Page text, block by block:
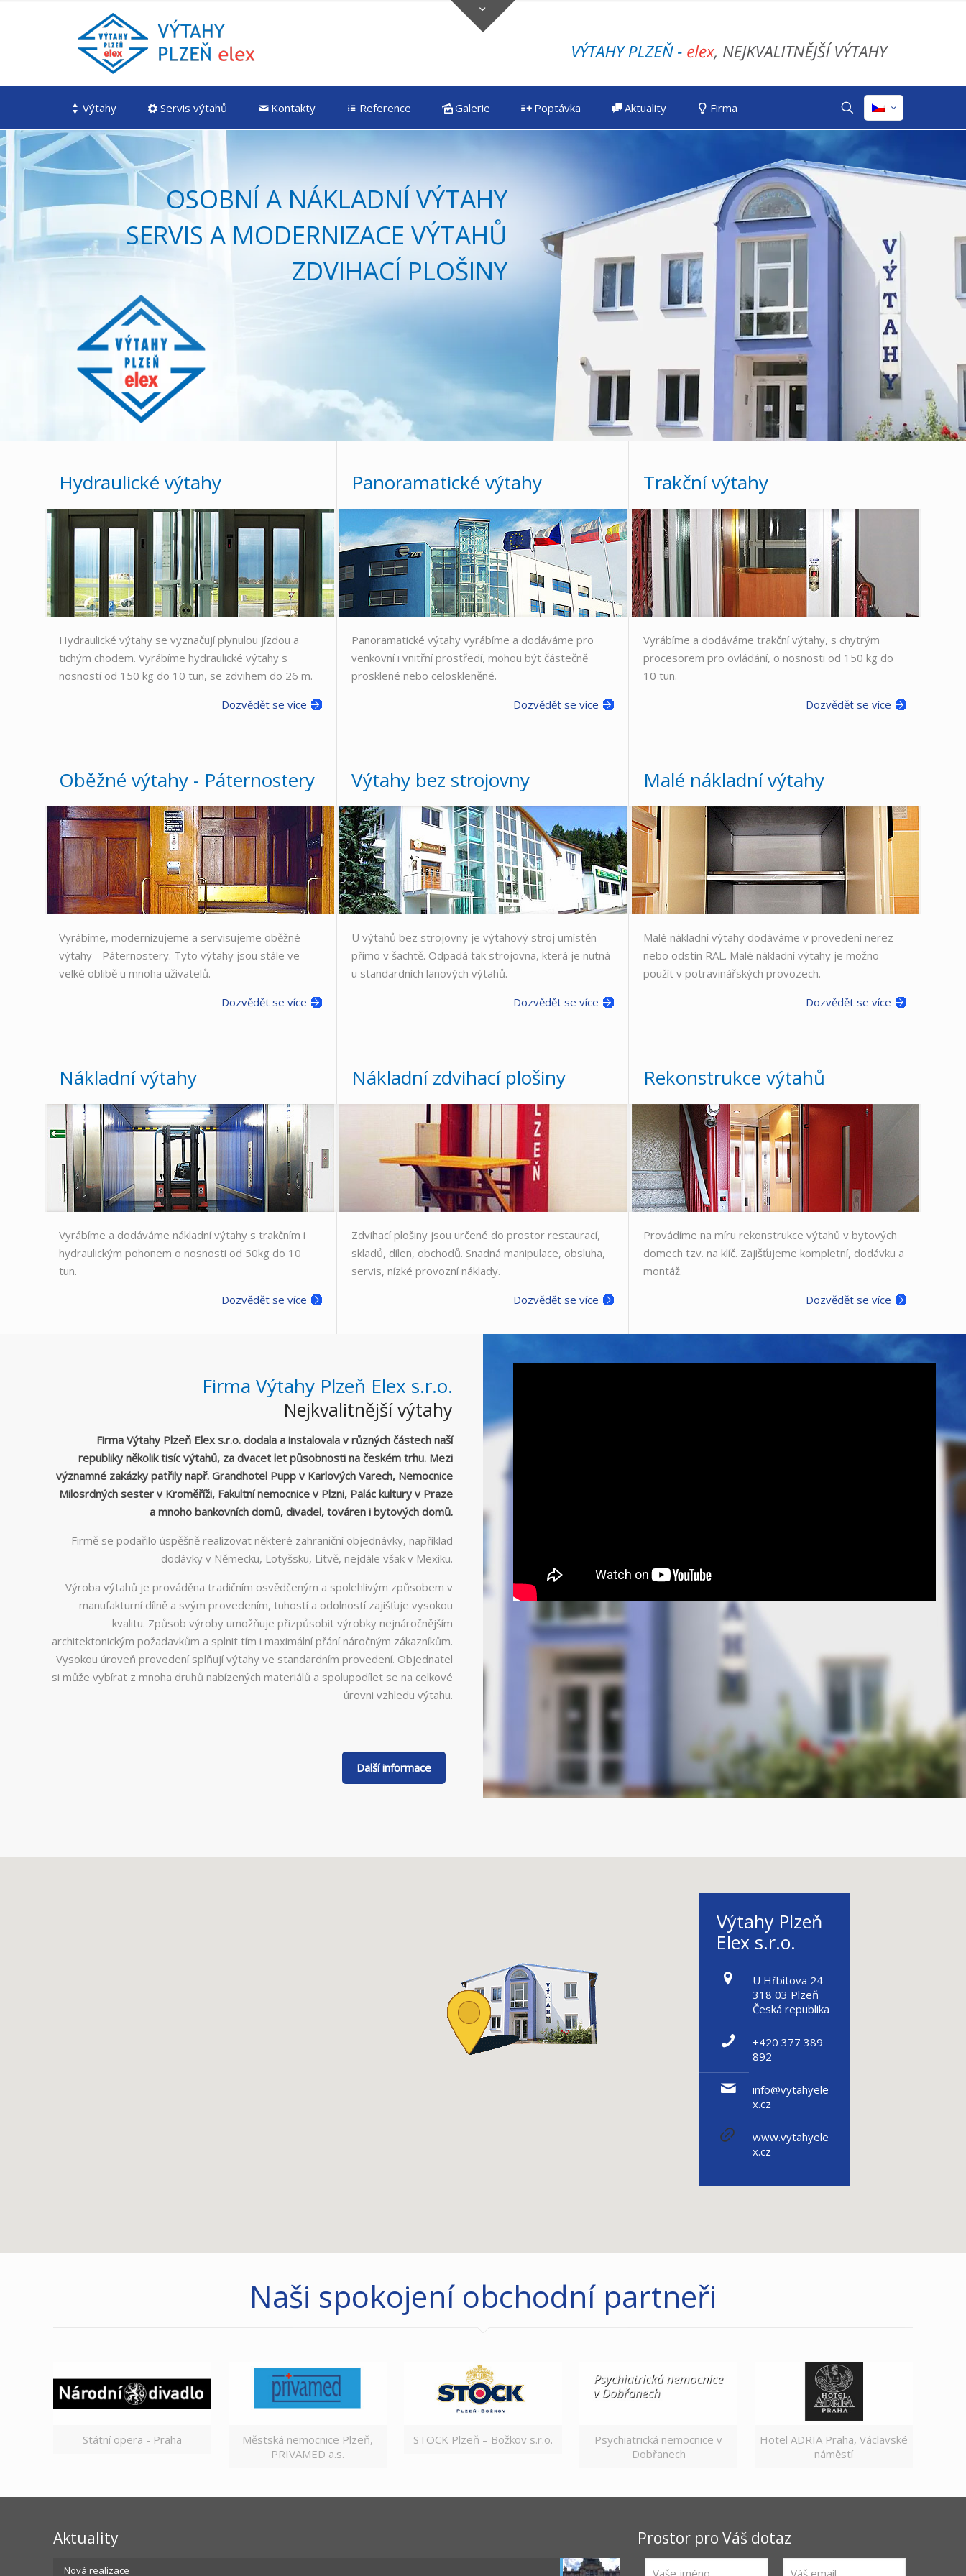
Výtahy Servis výtahů Kontakty Reference Galerie Poptávka Aktuality Firma
OSOBNÍ A NÁKLADNÍ VÝTAHY
SERVIS A MODERNIZACE VÝTAHŮ
ZDVIHACÍ PLOŠINY
Hydraulické výtahy
Hydraulické výtahy se vyznačují plynulou jízdou a
tichým chodem. Vyrábíme hydraulické výtahy s
nosností od 150 kg do 10 tun, se zdvihem do 26 m.
Dozvědět se více
Panoramatické výtahy
Panoramatické výtahy vyrábíme a dodáváme pro
venkovní i vnitřní prostředí, mohou být částečně
prosklené nebo celoskleněné.
Dozvědět se více
Trakční výtahy
Vyrábíme a dodáváme trakční výtahy, s chytrým
procesorem pro ovládání, o nosnosti od 150 kg do
10 tun.
Dozvědět se více
Oběžné výtahy - Páternostery
Vyrábíme, modernizujeme a servisujeme oběžné
výtahy - Páternostery. Tyto výtahy jsou stále ve
velké oblibě u mnoha uživatelů.
Dozvědět se více
Výtahy bez strojovny
U výtahů bez strojovny je výtahový stroj umístěn
přímo v šachtě. Odpadá tak strojovna, která je nutná
u standardních lanových výtahů.
Dozvědět se více
Malé nákladní výtahy
Malé nákladní výtahy dodáváme v provedení nerez
nebo odstín RAL. Malé nákladní výtahy je možno
použít v potravinářských provozech.
Dozvědět se více
Nákladní výtahy
Vyrábíme a dodáváme nákladní výtahy s trakčním i
hydraulickým pohonem o nosnosti od 50kg do 10
tun.
Dozvědět se více
Nákladní zdvihací plošiny
Zdvihací plošiny jsou určené do prostor restaurací,
skladů, dílen, obchodů. Snadná manipulace, obsluha,
servis, nízké provozní náklady.
Dozvědět se více
Rekonstrukce výtahů
Provádíme na míru rekonstrukce výtahů v bytových
domech tzv. na klíč. Zajišťujeme kompletní, dodávku a
montáž.
Dozvědět se více
Firma Výtahy Plzeň Elex s.r.o.
Nejkvalitnější výtahy
Firma Výtahy Plzeň Elex s.r.o. dodala a instalovala v různých částech naší
republiky několik tisíc výtahů, za dvacet let působnosti na českém trhu. Mezi
významné zakázky patřily např. Grandhotel Pupp v Karlových Varech, Nemocnice
Milosrdných sester v Kroměříži, Fakultní nemocnice v Plzni, Palác kultury v Praze
a mnoho bankovních domů, divadel, továren i bytových domů.
Firmě se podařilo úspěšně realizovat některé zahraniční objednávky, například
dodávky v Německu, Lotyšsku, Litvě, nejdále však v Mexiku.
Výroba výtahů je prováděna tradičním osvědčeným a spolehlivým způsobem v
manufakturní dílně a svým provedením, tuhostí a odolností zajišťuje vysokou
kvalitu. Způsob výroby umožňuje přizpůsobit výrobky nejnáročnějším
architektonickým požadavkům a splnit tím i maximální přání náročným zákazníkům.
Vysokou úroveň provedení splňují výtahy ve standardním provedení. Objednatel
si může vybírat z mnoha druhů nabízených materiálů a spolupodílet se na celkové
úrovni vzhledu výtahu.
Další informace
Výtahy Plzeň
Elex s.r.o.
U Hřbitova 24
318 03 Plzeň
Česká republika
+420 377 389
892
info@vytahyele
x.cz
www.vytahyele
x.cz
Naši spokojení obchodní partneři
Státní opera - Praha
Městská nemocnice Plzeň,
PRIVAMED a.s.
STOCK Plzeň – Božkov s.r.o.
Psychiatrická nemocnice v
Dobřanech
Hotel ADRIA Praha, Václavské
náměstí
Aktuality
Nová realizace
Prostor pro Váš dotaz